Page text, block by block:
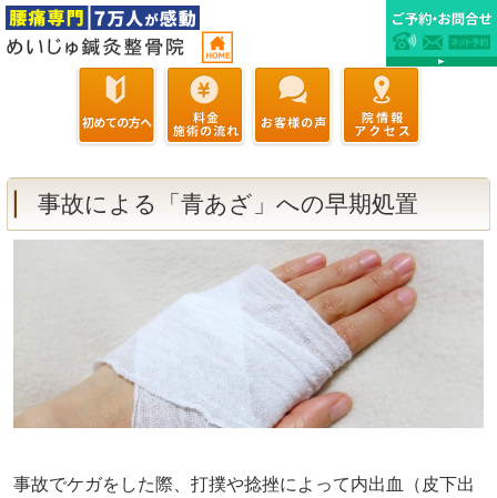
事故による「青あざ」への早期処置
事故でケガをした際、打撲や捻挫によって内出血（皮下出